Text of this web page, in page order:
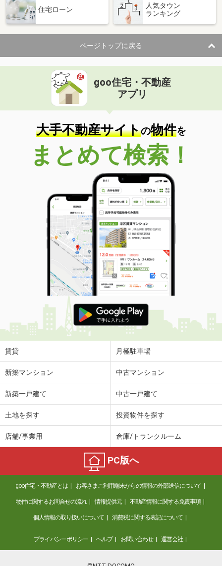
住宅ローン
人気タウン
ランキング
ページトップに戻る
goo住宅・不動産
アプリ
大手不動産サイトの物件を
まとめて検索！
賃貸 月極駐車場
新築マンション 中古マンション
新築一戸建て 中古一戸建て
土地を探す 投資物件を探す
店舗/事業用 倉庫/トランクルーム
PC版へ
goo住宅・不動産とは お客さまご利用端末からの情報の外部送信について
物件に関するお問合せの流れ 情報提供元 不動産情報に関する免責事項
個人情報の取り扱いについて 消費税に関する表記について
プライバシーポリシー ヘルプ お問い合わせ 運営会社